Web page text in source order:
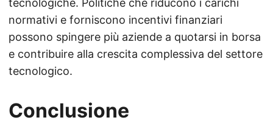
tecnologiche. Politiche che riducono i carichi
normativi e forniscono incentivi finanziari
possono spingere più aziende a quotarsi in borsa
e contribuire alla crescita complessiva del settore
tecnologico.
Conclusione